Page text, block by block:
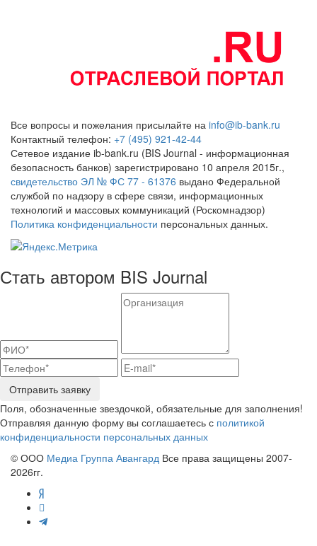
Все вопросы и пожелания присылайте на info@ib-bank.ru
Контактный телефон: +7 (495) 921-42-44
Сетевое издание ib-bank.ru (BIS Journal - информационная
безопасность банков) зарегистрировано 10 апреля 2015г.,
свидетельство ЭЛ № ФС 77 - 61376 выдано Федеральной
службой по надзору в сфере связи, информационных
технологий и массовых коммуникаций (Роскомнадзор)
Политика конфиденциальности персональных данных.
Стать автором BIS Journal
Отправить заявку
Поля, обозначенные звездочкой, обязательные для заполнения!
Отправляя данную форму вы соглашаетесь с политикой
конфиденциальности персональных данных
© ООО Медиа Группа Авангард Все права защищены 2007-
2026гг.